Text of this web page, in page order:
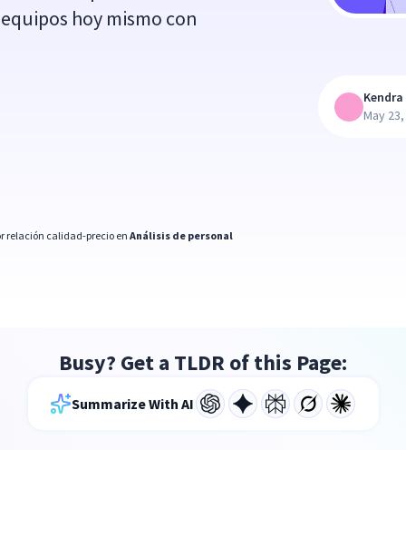
hoy mismo con
relación calidad-precio enAnálisis de personal
May
Busy? Get a TLDR of this Page:
Summarize With AI